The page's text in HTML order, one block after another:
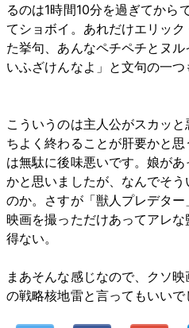
るのは1時間10分を過ぎてから
てショボイ。あれだけエリッ
た挙句、あんなペチペチとヌ
いふざけんなよ」と文句の一つ
こういうのは主人公がスカッ
ちよく終わることが肝要かと
は無駄に後味悪いです。娘が
かと思いましたが、なんでそ
のか。さすが「獣人プレデタ
映画を撮っただけあってアレ
得ない。
まあそんな感じなので、クソ
の戦略核地雷と言ってもいいで